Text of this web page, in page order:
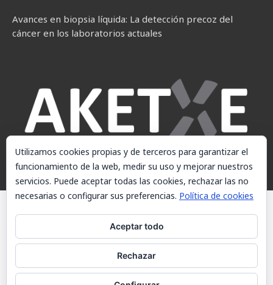
Avances en biopsia líquida: La detección precoz del
cáncer en los laboratorios actuales
© AKETXE Consulting, S.L. - Este sitio web utiliza cookies, consulte
nuestra Política de cookies.
Política de cookies
Utilizamos cookies propias y de terceros para garantizar el
funcionamiento de la web, medir su uso y mejorar nuestros
servicios. Puede aceptar todas las cookies, rechazar las no
necesarias o configurar sus preferencias. Política de cookies
Aceptar todo
Rechazar